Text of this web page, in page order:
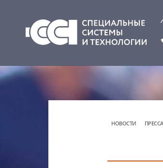
НОВОСТИ